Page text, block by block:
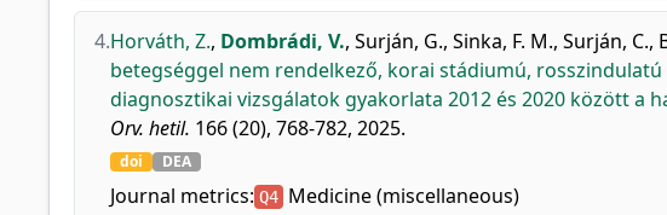
4.Horváth, Z., Dombrádi, V., Surján, G., Sinka, F. M., Surján, C.,
betegséggel nem rendelkező, korai stádiumú,
diagnosztikai vizsgálatok gyakorlata 2012 és 2020 között a
Orv. hetil. 166 (20), 768-782, 2025.
doi DEA
Journal metrics: Q4 Medicine (miscellaneous)